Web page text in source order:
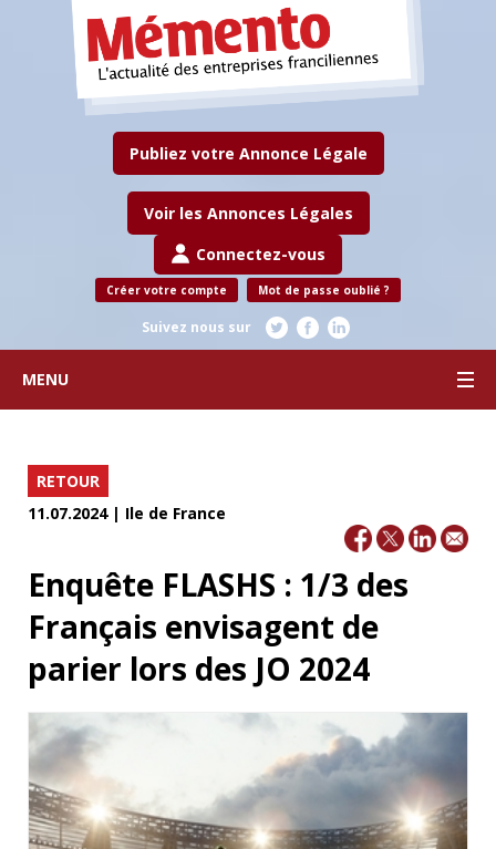
Publiez votre Annonce Légale
Voir les Annonces Légales
Connectez-vous
Créer votre compte Mot de passe oublié ?
Suivez nous sur
MENU
RETOUR
11.07.2024 | Ile de France
Enquête FLASHS : 1/3 des
Français envisagent de
parier lors des JO 2024